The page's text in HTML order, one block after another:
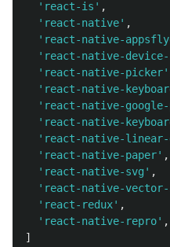
' react-is ' ,
' react-native' ,
' react-native-
' react-native-
' react-native-picker'
' react-native-
' react-native-google-
' react-native-
' react-native-linear-
' react-native-paper' ,
' react-native-svg ' ,
' react-native-vector-
' react-redux' ,
' react-native-repro' ,
]